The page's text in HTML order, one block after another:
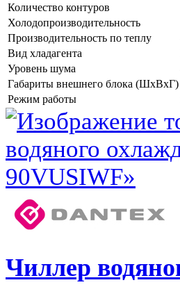
Количество контуров
Холодопроизводительность
Производительность по теплу
Вид хладагента
Уровень шума
Габариты внешнего блока (ШхВхГ)
Режим работы
Чиллер